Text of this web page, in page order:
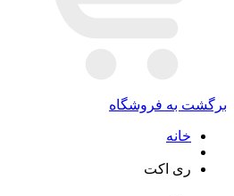
برگشت به فروشگاه
خانه
ری اکت